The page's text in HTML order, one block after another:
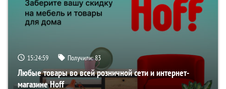
15:24:58 Получили:83
Любые товары во всей розничной сети и интернет-
магазине Hoff